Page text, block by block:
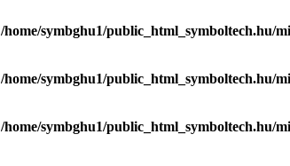
/home/symbghu1/public_html_symboltech.hu/
/home/symbghu1/public_html_symboltech.hu/
/home/symbghu1/public_html_symboltech.hu/